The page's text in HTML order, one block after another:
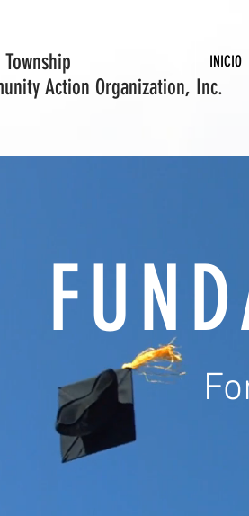
Action Organization, Inc.
INICIO